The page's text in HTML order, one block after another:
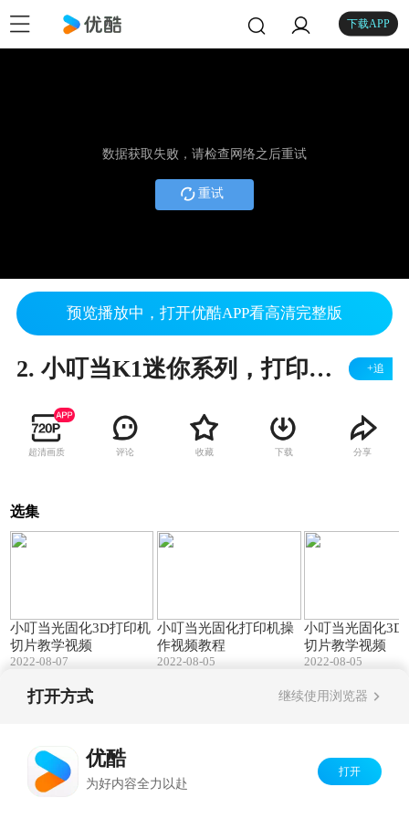
下载APP
数据获取失败，请检查网络之后重试
重试
预览播放中，打开优酷APP看高清完整版
2. 小叮当K1迷你系列，打印不能进料，喷嘴有温度，E电机损坏，更换E电机 +追
超清画质 评论 收藏 下载 分享
选集
小叮当光固化3D打印机
切片教学视频
2022-08-07
小叮当光固化打印机操
作视频教程
2022-08-05
小叮当光固化3D
切片教学视频
2022-08-05
打开方式 继续使用浏览器
优酷
为好内容全力以赴
打开